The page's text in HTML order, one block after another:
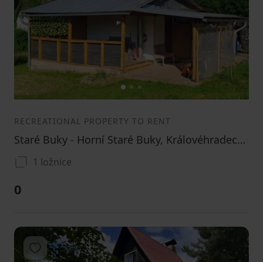
12 3
RECREATIONAL PROPERTY TO RENT
Staré Buky - Horní Staré Buky, Královéhradecký Region
1 ložnice
0
Add to favorites